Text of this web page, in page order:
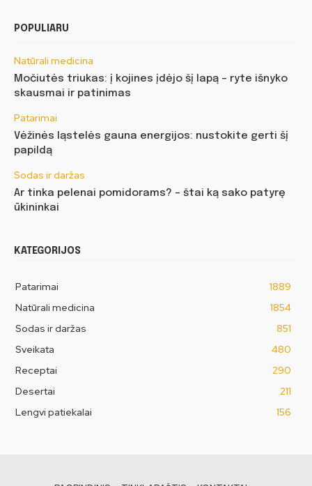
POPULIARU
Natūrali medicina
Močiutės triukas: į kojines įdėjo šį lapą – ryte išnyko
skausmai ir patinimas
Patarimai
Vėžinės ląstelės gauna energijos: nustokite gerti šį
papildą
Sodas ir daržas
Ar tinka pelenai pomidorams? – štai ką sako patyrę
ūkininkai
KATEGORIJOS
Patarimai
1889
Natūrali medicina
1854
Sodas ir daržas
851
Sveikata
480
Receptai
290
Desertai
211
Lengvi patiekalai
156